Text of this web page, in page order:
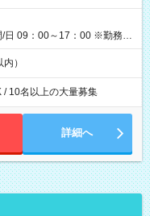
円＋交通費 【試用期
/日 09：00～17：00 ※勤務時
）
/ 10名以上の大量募集
詳細へ